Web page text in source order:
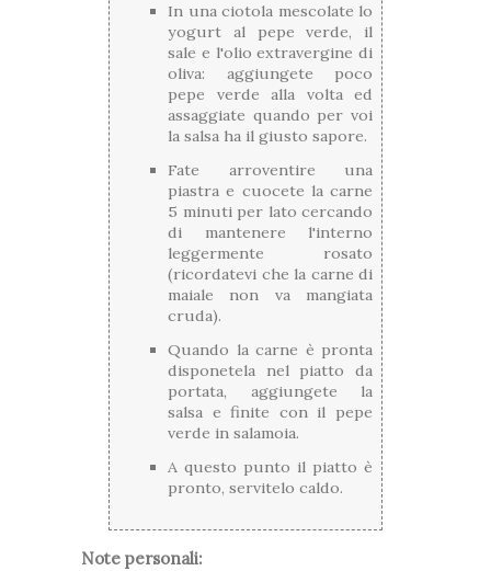
In una ciotola mescolate lo
yogurt al pepe verde, il
sale e l'olio extravergine di
oliva: aggiungete poco
pepe verde alla volta ed
assaggiate quando per voi
la salsa ha il giusto sapore.
Fate arroventire una
piastra e cuocete la carne
5 minuti per lato cercando
di mantenere l'interno
leggermente rosato
(ricordatevi che la carne di
maiale non va mangiata
cruda).
Quando la carne è pronta
disponetela nel piatto da
portata, aggiungete la
salsa e finite con il pepe
verde in salamoia.
A questo punto il piatto è
pronto, servitelo caldo.
Note personali: